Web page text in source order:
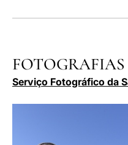
FOTOGRAFIAS
Serviço Fotográfico da